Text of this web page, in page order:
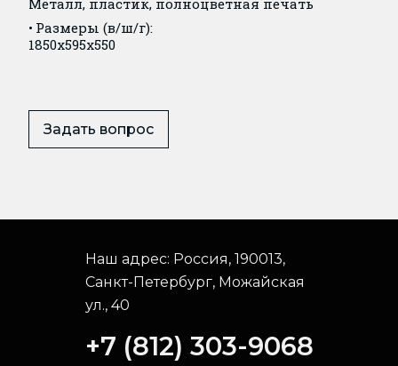
Металл, пластик, полноцветная печать
Размеры (в/ш/г):
1850x595x550
Задать вопрос
Наш адрес: Россия, 190013,
Санкт-Петербург, Можайская
ул., 40
+7 (812) 303-9068